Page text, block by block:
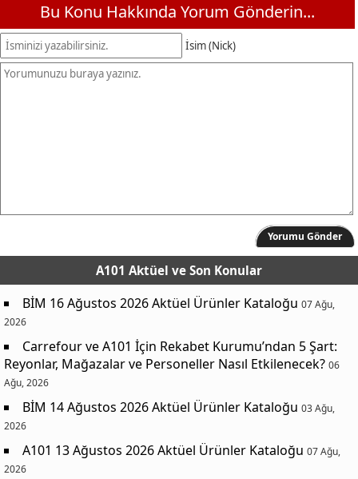
Bu Konu Hakkında Yorum Gönderin...
İsim (Nick)
Yorumu Gönder
A101 Aktüel ve Son Konular
BİM 16 Ağustos 2026 Aktüel Ürünler Kataloğu 07 Ağu,
2026
Carrefour ve A101 İçin Rekabet Kurumu’ndan 5 Şart:
Reyonlar, Mağazalar ve Personeller Nasıl Etkilenecek? 06
Ağu, 2026
BİM 14 Ağustos 2026 Aktüel Ürünler Kataloğu 03 Ağu,
2026
A101 13 Ağustos 2026 Aktüel Ürünler Kataloğu 07 Ağu,
2026